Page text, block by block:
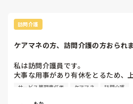
訪問介護
ケアマネの方、訪問介護の方おられ
私は訪問介護員です。
大事な用事があり有休をとるため、
代わりに訪問する職員を考えるとのこ
サービス管理責任者 ケアマネ 訪問介護